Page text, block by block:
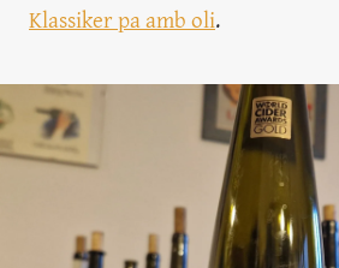
Klassiker pa amb oli.